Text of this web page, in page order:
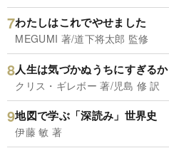
わたしはこれでやせました
MEGUMI 著/道下将太郎 監修
人生は気づかぬうちにすぎるか
クリス・ギレボー 著/児島 修 訳
地図で学ぶ「深読み」世界史
伊藤 敏 著